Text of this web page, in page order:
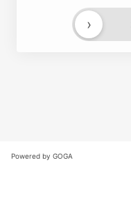
›
Powered by GOGA